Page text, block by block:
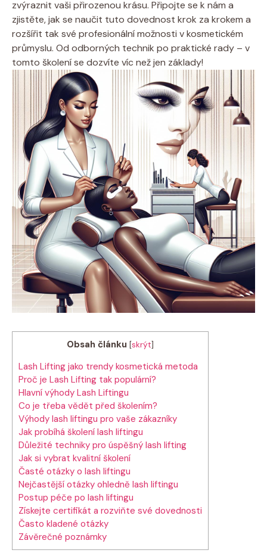
zvýraznit vaši přirozenou krásu. Připojte se k nám a
zjistěte, jak se naučit tuto dovednost krok za krokem a
rozšířit tak své profesionální možnosti v kosmetickém
průmyslu. Od odborných technik po praktické rady – v
tomto školení se dozvíte víc než jen základy!
Obsah článku [skrýt]
Lash Lifting jako trendy kosmetická metoda
Proč je Lash Lifting tak populární?
Hlavní výhody Lash Liftingu
Co je třeba vědět před školením?
Výhody lash liftingu pro vaše zákazníky
Jak probíhá školení lash liftingu
Důležité techniky pro úspěšný lash lifting
Jak si vybrat kvalitní školení
Časté otázky o lash liftingu
Nejčastější otázky ohledně lash liftingu
Postup péče po lash liftingu
Získejte certifikát a rozviňte své dovednosti
Často kladené otázky
Závěrečné poznámky